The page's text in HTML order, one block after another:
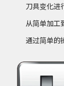
刀具变化进
从简单加工
通过简单的